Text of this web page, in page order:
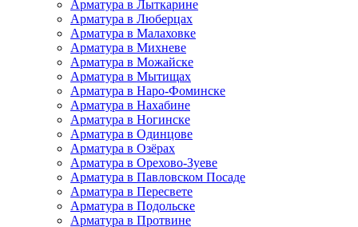
Арматура в Лыткарине
Арматура в Люберцах
Арматура в Малаховке
Арматура в Михневе
Арматура в Можайске
Арматура в Мытищах
Арматура в Наро-Фоминске
Арматура в Нахабине
Арматура в Ногинске
Арматура в Одинцове
Арматура в Озёрах
Арматура в Орехово-Зуеве
Арматура в Павловском Посаде
Арматура в Пересвете
Арматура в Подольске
Арматура в Протвине